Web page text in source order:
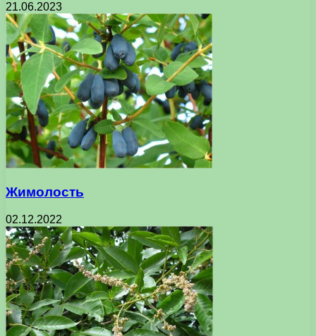
21.06.2023
Жимолость
02.12.2022